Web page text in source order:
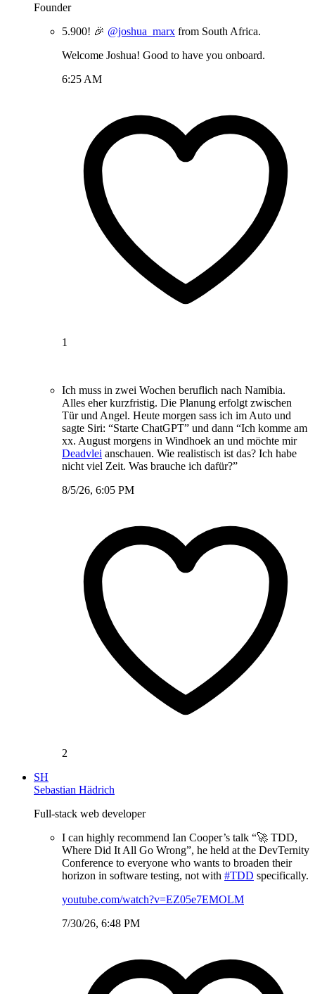
Founder
5.900! 🎉 @joshua_marx from South Africa.
Welcome Joshua! Good to have you onboard.
6:25 AM
1
Ich muss in zwei Wochen beruflich nach Namibia.
Alles eher kurzfristig. Die Planung erfolgt zwischen
Tür und Angel. Heute morgen sass ich im Auto und
sagte Siri: “Starte ChatGPT” und dann “Ich komme am
xx. August morgens in Windhoek an und möchte mir
Deadvlei anschauen. Wie realistisch ist das? Ich habe
nicht viel Zeit. Was brauche ich dafür?”
8/5/26, 6:05 PM
2
SH
Sebastian Hädrich
Full-stack web developer
I can highly recommend Ian Cooper’s talk “🚀 TDD,
Where Did It All Go Wrong”, he held at the DevTernity
Conference to everyone who wants to broaden their
horizon in software testing, not with #TDD specifically.
youtube.com/watch?v=EZ05e7EMOLM
7/30/26, 6:48 PM